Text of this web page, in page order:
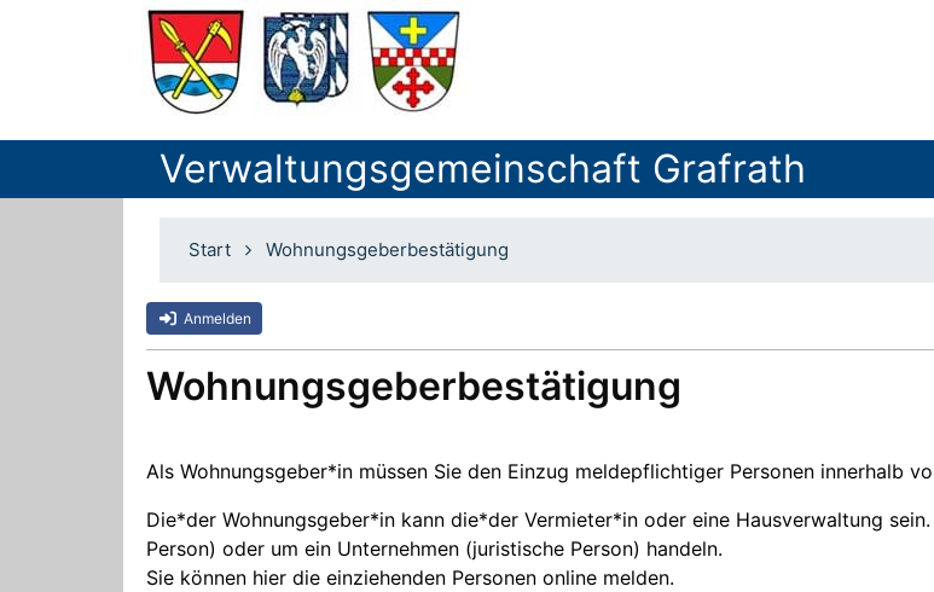
Verwaltungsgemeinschaft Grafrath
Start Wohnungsgeberbestätigung